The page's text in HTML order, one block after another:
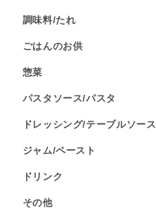
調味料/たれ
ごはんのお供
惣菜
パスタソース/パスタ
ドレッシング/テーブルソース
ジャム/ペースト
ドリンク
その他